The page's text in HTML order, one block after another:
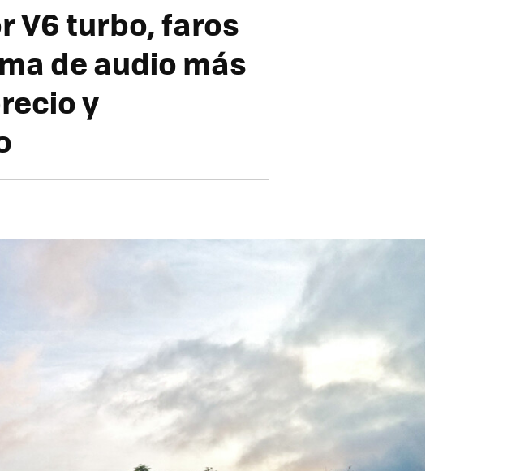
V6 turbo, faros
de audio más
y